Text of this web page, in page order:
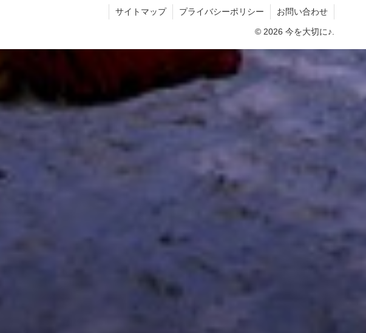
サイトマップ プライバシーポリシー お問い合わせ
© 2026 今を大切に♪.